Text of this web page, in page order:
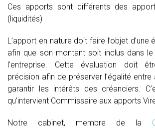
Ces apports sont différents des
(liquidités)
L’apport en nature doit faire l’objet d’une
afin que son montant soit inclus dans
l’entreprise. Cette évaluation doit
précision afin de préserver l’égalité
garantir les intérêts des créanciers.
qu’intervient Commissaire aux apports
Notre cabinet, membre de la